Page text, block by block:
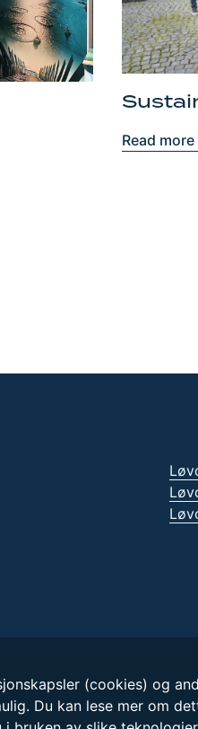
Read more
(cookies) og
Du kan lese mer om